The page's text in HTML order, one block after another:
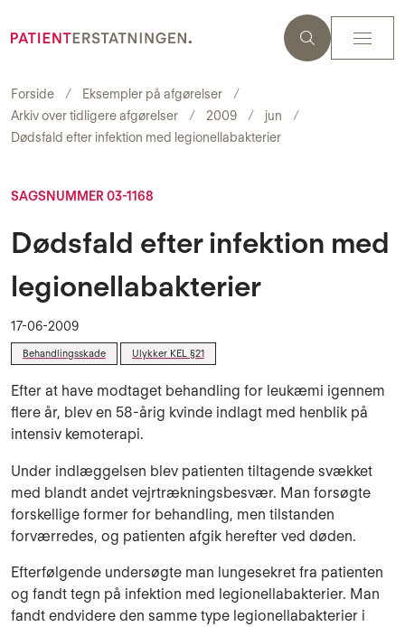
Forside
Eksempler på afgørelser
Arkiv over tidligere afgørelser
2009
jun
Dødsfald efter infektion med legionellabakterier
SAGSNUMMER 03-1168
Dødsfald efter infektion med
legionellabakterier
17-06-2009
Behandlingsskade Ulykker KEL §21
Efter at have modtaget behandling for leukæmi igennem
flere år, blev en 58-årig kvinde indlagt med henblik på
intensiv kemoterapi.
Under indlæggelsen blev patienten tiltagende svækket
med blandt andet vejrtrækningsbesvær. Man forsøgte
forskellige former for behandling, men tilstanden
forværredes, og patienten afgik herefter ved døden.
Efterfølgende undersøgte man lungesekret fra patienten
og fandt tegn på infektion med legionellabakterier. Man
fandt endvidere den samme type legionellabakterier i